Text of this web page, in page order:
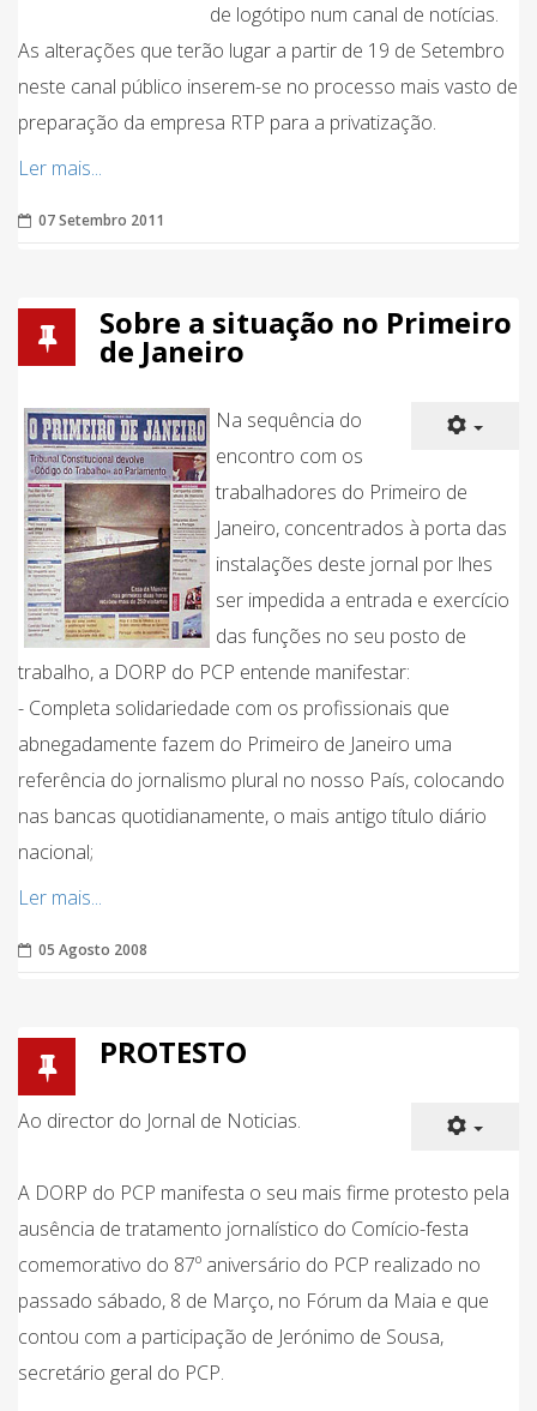
de logótipo num canal de notícias.
As alterações que terão lugar a partir de 19 de Setembro
neste canal público inserem-se no processo mais vasto de
preparação da empresa RTP para a privatização.
Ler mais...
07 Setembro 2011
Sobre a situação no Primeiro
de Janeiro
Na sequência do
encontro com os
trabalhadores do Primeiro de
Janeiro, concentrados à porta das
instalações deste jornal por lhes
ser impedida a entrada e exercício
das funções no seu posto de
trabalho, a DORP do PCP entende manifestar:
- Completa solidariedade com os profissionais que
abnegadamente fazem do Primeiro de Janeiro uma
referência do jornalismo plural no nosso País, colocando
nas bancas quotidianamente, o mais antigo título diário
nacional;
Ler mais...
05 Agosto 2008
PROTESTO
Ao director do Jornal de Noticias.
A DORP do PCP manifesta o seu mais firme protesto pela
ausência de tratamento jornalístico do Comício-festa
comemorativo do 87º aniversário do PCP realizado no
passado sábado, 8 de Março, no Fórum da Maia e que
contou com a participação de Jerónimo de Sousa,
secretário geral do PCP.